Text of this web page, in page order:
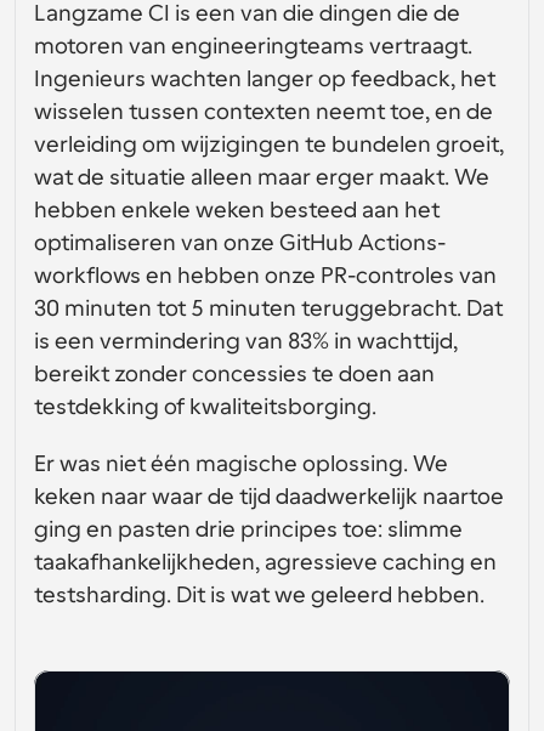
Samenwerkingsplanning voor groepen
Voor organisaties
Grotere teamsplanning voor meer controle en
beveiliging
Voor ondernemingen
Enterprise-niveau planningsoplossingen
Met
gebruiksdoe
Werven
Verkoop
HR
Onderwijs
Ondersteuning
Gezondheidszorg
Telehealth
Marketing
Probeer Cal.ai nu!
Ontwikkelaar
Ontwikkelaarsdocumentatie
Documentatie voor het Cal.com-platform
API
Bouw je eigen integraties met onze openbare API
Planningscomponenten
Gebruik onze react-atomen om planning aan uw app
toe te voegen
OAuth-client aanmaken
Integreer Cal.com met behulp van OAuth
Hulpbronnen
Lettertype: Cal Sans UI & tekst
Ons eigen variabele lettertype voor
App Store
Integreer met je favoriete apps
Collectieve Evenementen
Plan evenementen met meerdere deelnemers
Helpdocumenten
hulpartikelen
Insluiten
Embed Cal.com in uw website
Buiten kantoor
Langzame CI is een van die dingen die de
motoren van engineeringteams vertraagt.
Ingenieurs wachten langer op feedback, het
wisselen tussen contexten neemt toe, en de
verleiding om wijzigingen te bundelen groeit,
wat de situatie alleen maar erger maakt. We
hebben enkele weken besteed aan het
optimaliseren van onze GitHub Actions-
workflows en hebben onze PR-controles van
30 minuten tot 5 minuten teruggebracht. Dat
is een vermindering van 83% in wachttijd,
bereikt zonder concessies te doen aan
testdekking of kwaliteitsborging.
Er was niet één magische oplossing. We
keken naar waar de tijd daadwerkelijk naartoe
ging en pasten drie principes toe: slimme
taakafhankelijkheden, agressieve caching en
testsharding. Dit is wat we geleerd hebben.